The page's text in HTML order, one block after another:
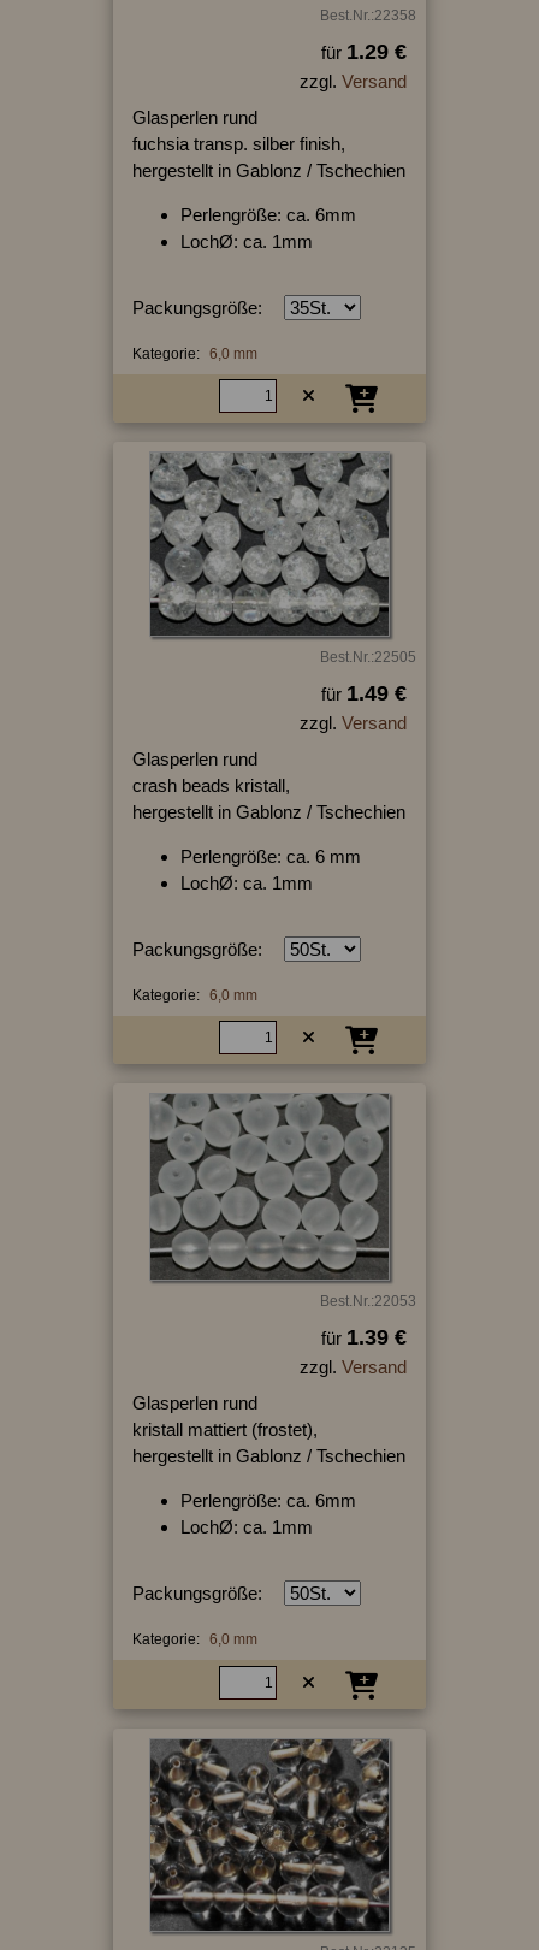
Best.Nr.:22358
für 1.29 €
zzgl. Versand
Glasperlen rund
fuchsia transp. silber finish,
hergestellt in Gablonz / Tschechien
Perlengröße: ca. 6mm
LochØ: ca. 1mm
Packungsgröße:
Kategorie: 6,0 mm
Best.Nr.:22505
für 1.49 €
zzgl. Versand
Glasperlen rund
crash beads kristall,
hergestellt in Gablonz / Tschechien
Perlengröße: ca. 6 mm
LochØ: ca. 1mm
Packungsgröße:
Kategorie: 6,0 mm
Best.Nr.:22053
für 1.39 €
zzgl. Versand
Glasperlen rund
kristall mattiert (frostet),
hergestellt in Gablonz / Tschechien
Perlengröße: ca. 6mm
LochØ: ca. 1mm
Packungsgröße:
Kategorie: 6,0 mm